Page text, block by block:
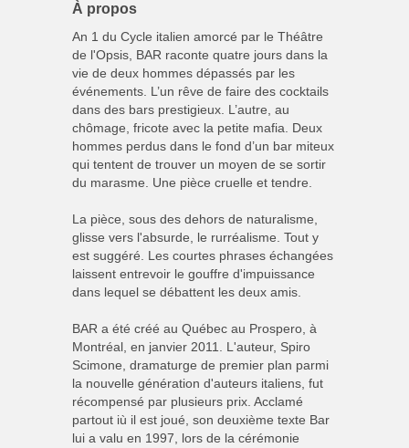
À propos
An 1 du Cycle italien amorcé par le Théâtre
de l'Opsis, BAR raconte quatre jours dans la
vie de deux hommes dépassés par les
événements. L’un rêve de faire des cocktails
dans des bars prestigieux. L’autre, au
chômage, fricote avec la petite mafia. Deux
hommes perdus dans le fond d’un bar miteux
qui tentent de trouver un moyen de se sortir
du marasme. Une pièce cruelle et tendre.
La pièce, sous des dehors de naturalisme,
glisse vers l'absurde, le rurréalisme. Tout y
est suggéré. Les courtes phrases échangées
laissent entrevoir le gouffre d'impuissance
dans lequel se débattent les deux amis.
BAR a été créé au Québec au Prospero, à
Montréal, en janvier 2011. L'auteur, Spiro
Scimone, dramaturge de premier plan parmi
la nouvelle génération d'auteurs italiens, fut
récompensé par plusieurs prix. Acclamé
partout iù il est joué, son deuxième texte Bar
lui a valu en 1997, lors de la cérémonie